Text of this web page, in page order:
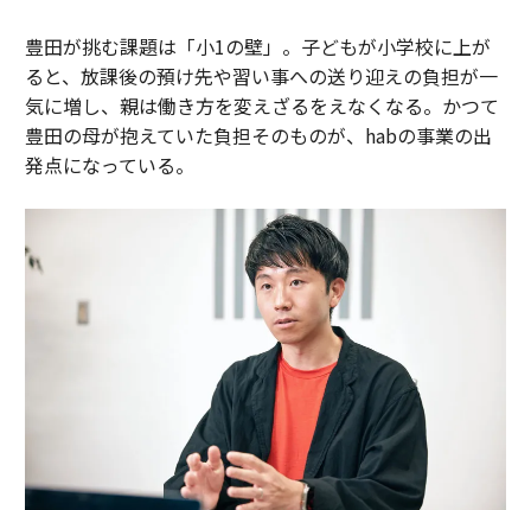
豊田が挑む課題は「小1の壁」。子どもが小学校に上が
ると、放課後の預け先や習い事への送り迎えの負担が一
気に増し、親は働き方を変えざるをえなくなる。かつて
豊田の母が抱えていた負担そのものが、habの事業の出
発点になっている。